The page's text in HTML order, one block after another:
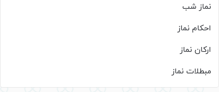
نماز شب
احکام نماز
ارکان نماز
مبطلات نماز